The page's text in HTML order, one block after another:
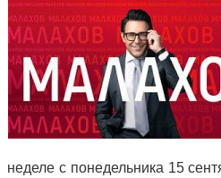
неделе с понедельника 15